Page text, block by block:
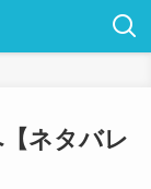
ネタバレ